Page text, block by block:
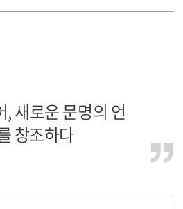
, 새로운 문명의 언
창조하다